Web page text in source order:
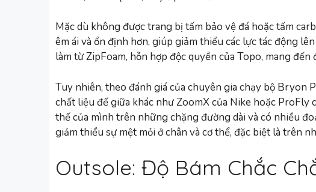
Mặc dù không được trang bị tấm bảo vệ đá hoặc tấm
êm ái và ổn định hơn, giúp giảm thiểu các lực tác động
làm từ ZipFoam, hỗn hợp độc quyền của Topo, mang đến
Tuy nhiên, theo đánh giá của chuyên gia chạy bộ Bryon
chất liệu đế giữa khác như ZoomX của Nike hoặc ProFly
thế của mình trên những chặng đường dài và có nhiều
giảm thiểu sự mệt mỏi ở chân và cơ thể, đặc biệt là trên
Outsole: Độ Bám Chắc